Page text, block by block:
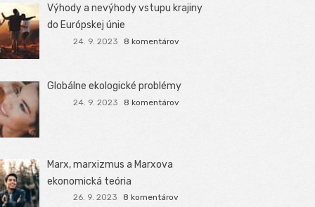
Výhody a nevýhody vstupu krajiny
do Európskej únie
24. 9. 2023 8 komentárov
Globálne ekologické problémy
24. 9. 2023 8 komentárov
Marx, marxizmus a Marxova
ekonomická teória
26. 9. 2023 8 komentárov